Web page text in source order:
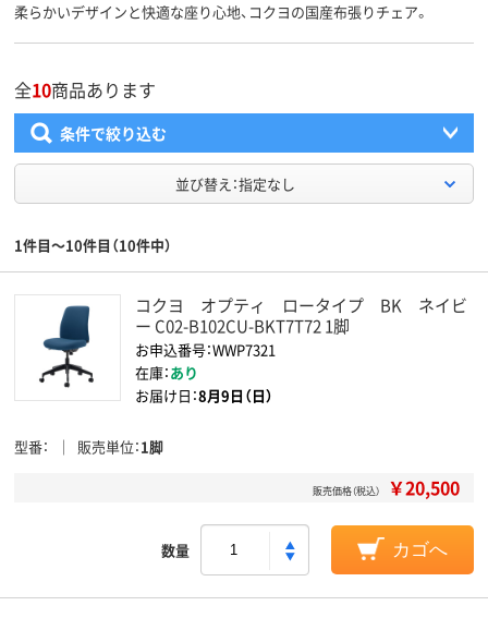
柔らかいデザインと快適な座り心地、コクヨの国産布張りチェア。
全10商品あります
条件で絞り込む
並び替え：指定なし
1件目～10件目（10件中）
コクヨ オプティ ロータイプ BK ネイビ
ー C02-B102CU-BKT7T72 1脚
お申込番号：WWP7321
在庫：あり
お届け日：8月9日（日）
型番 販売単位 1脚
販売価格（税込） ￥20,500
数量 カゴへ